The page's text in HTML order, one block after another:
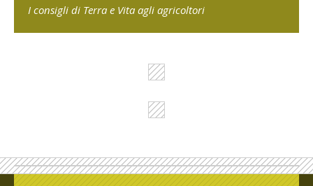
I consigli di Terra e Vita agli agricoltori